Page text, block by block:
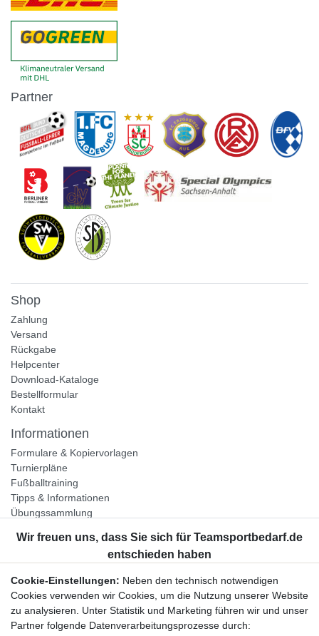
Partner
Shop
Zahlung
Versand
Rückgabe
Helpcenter
Download-Kataloge
Bestellformular
Kontakt
Informationen
Formulare & Kopiervorlagen
Turnierpläne
Fußballtraining
Tipps & Informationen
Übungssammlung
Unternehmen
Widerrufsrecht
Bestellung widerrufen
Cookie-Einstellungen: Neben den technisch notwendigen
Cookies verwenden wir Cookies, um die Nutzung unserer Website
zu analysieren. Unter Statistik und Marketing führen wir und unser
Partner folgende Datenverarbeitungsprozesse durch: